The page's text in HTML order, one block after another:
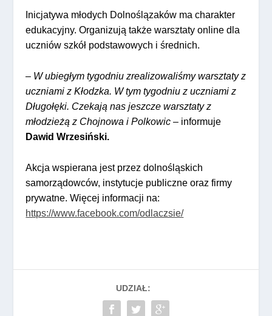
Inicjatywa młodych Dolnoślązaków ma charakter
edukacyjny. Organizują także warsztaty online dla
uczniów szkół podstawowych i średnich.
– W ubiegłym tygodniu zrealizowaliśmy warsztaty z
uczniami z Kłodzka. W tym tygodniu z uczniami z
Długołęki. Czekają nas jeszcze warsztaty z
młodzieżą z Chojnowa i Polkowic – informuje
Dawid Wrzesiński.
Akcja wspierana jest przez dolnośląskich
samorządowców, instytucje publiczne oraz firmy
prywatne. Więcej informacji na:
https://www.facebook.com/odlaczsie/
UDZIAŁ: